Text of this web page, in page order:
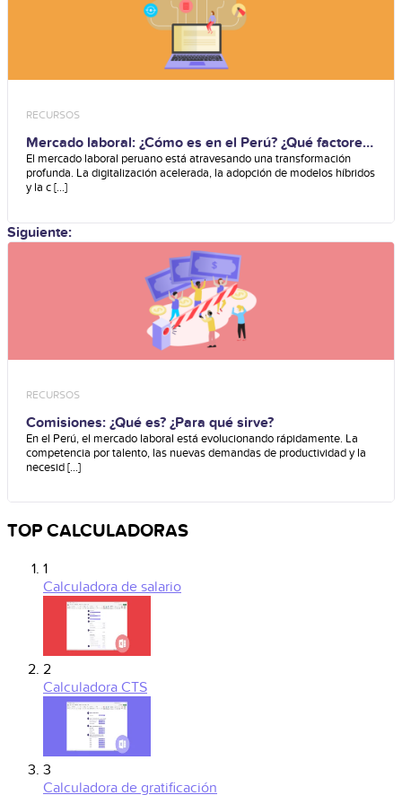
RECURSOS
Mercado laboral: ¿Cómo es en el Perú? ¿Qué factores
lo afectan?
El mercado laboral peruano está atravesando una transformación
profunda. La digitalización acelerada, la adopción de modelos híbridos
y la c [...]
Siguiente:
RECURSOS
Comisiones: ¿Qué es? ¿Para qué sirve?
En el Perú, el mercado laboral está evolucionando rápidamente. La
competencia por talento, las nuevas demandas de productividad y la
necesid [...]
TOP CALCULADORAS
1
Calculadora de salario
2
Calculadora CTS
3
Calculadora de gratificación